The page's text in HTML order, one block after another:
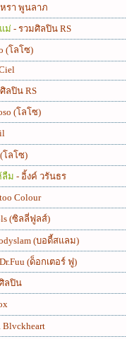
รา พูนลาภ
ม่ - รวมศิลปิน RS
(โลโซ)
ลปิน RS
(โลโซ)
โลโซ)
ลืม - อิ้งค์ วรันธร
Colour
(ซิลลี่ฟูลส์)
(บอดี้สแลม)
(ด็อกเตอร์ ฟู)
ลปิน
Blvckheart